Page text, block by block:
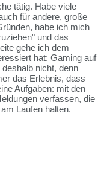
tätig. Habe viele
für andere, große
habe ich mich
und das
gehe ich dem
hat: Gaming auf
nicht, denn
das Erlebnis, dass
Aufgaben: mit den
verfassen, die
Laufen halten.